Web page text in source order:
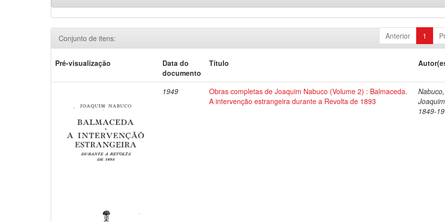
Anterior 1
Conjunto de itens:
Pré-visualização
Data do
documento
Título
1949
Obras completas de Joaquim Nabuco (Volume 2) : Balmaceda.
A intervenção estrangeira durante a Revolta de 1893
Nabuco,
1849-